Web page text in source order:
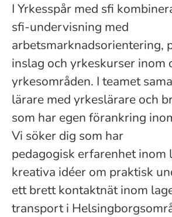
I Yrkesspår med sfi
sfi-undervisning med
arbetsmarknadsorientering,
inslag och yrkeskurser inom
yrkesområden. I teamet
lärare med yrkeslärare och
som har egen förankring
Vi söker dig som har
pedagogisk erfarenhet inom
kreativa idéer om praktisk
ett brett kontaktnät inom
transport i